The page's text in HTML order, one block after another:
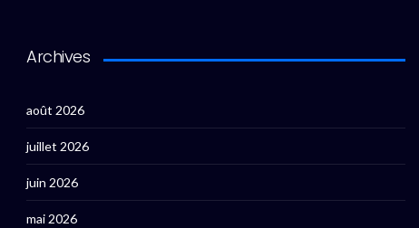
Archives
août 2026
juillet 2026
juin 2026
mai 2026